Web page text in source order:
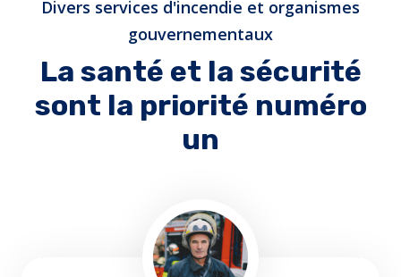
Divers services d'incendie et organismes
gouvernementaux
La santé et la sécurité
sont la priorité numéro
un